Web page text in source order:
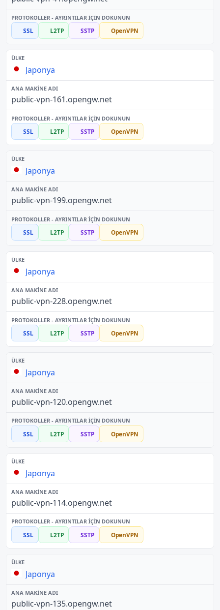
SSL L2TP SSTP OpenVPN
Japonya
public-vpn-161.opengw.net
SSL L2TP SSTP OpenVPN
Japonya
public-vpn-199.opengw.net
SSL L2TP SSTP OpenVPN
Japonya
public-vpn-228.opengw.net
SSL L2TP SSTP OpenVPN
Japonya
public-vpn-120.opengw.net
SSL L2TP SSTP OpenVPN
Japonya
public-vpn-114.opengw.net
SSL L2TP SSTP OpenVPN
Japonya
public-vpn-135.opengw.net